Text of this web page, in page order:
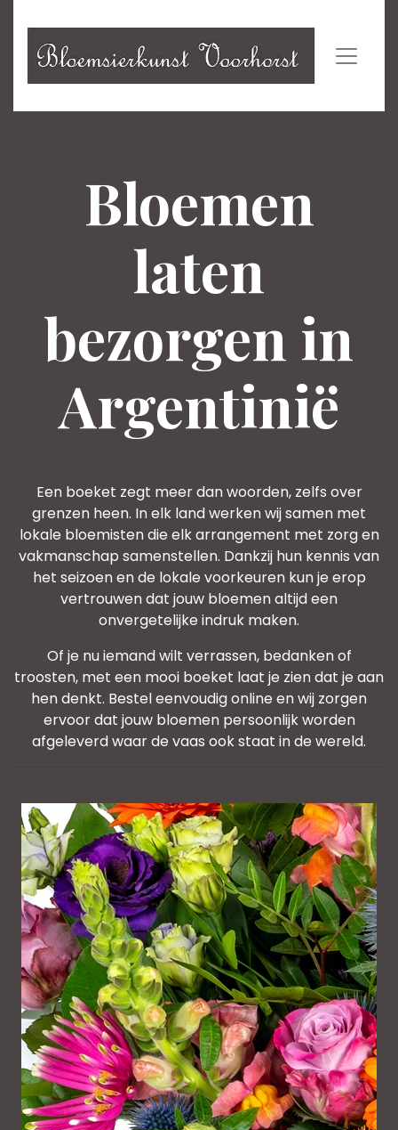
Bloemen
laten
bezorgen in
Argentinië
Een boeket zegt meer dan woorden, zelfs over
grenzen heen. In elk land werken wij samen met
lokale bloemisten die elk arrangement met zorg en
vakmanschap samenstellen. Dankzij hun kennis van
het seizoen en de lokale voorkeuren kun je erop
vertrouwen dat jouw bloemen altijd een
onvergetelijke indruk maken.
Of je nu iemand wilt verrassen, bedanken of
troosten, met een mooi boeket laat je zien dat je aan
hen denkt. Bestel eenvoudig online en wij zorgen
ervoor dat jouw bloemen persoonlijk worden
afgeleverd waar de vaas ook staat in de wereld.